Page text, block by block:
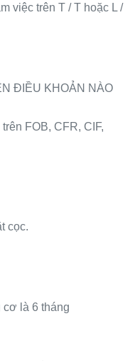
việc trên T / T hoặc L /
ĐIỀU KHOẢN NÀO
FOB, CFR, CIF,
cọc.
cơ là 6 tháng